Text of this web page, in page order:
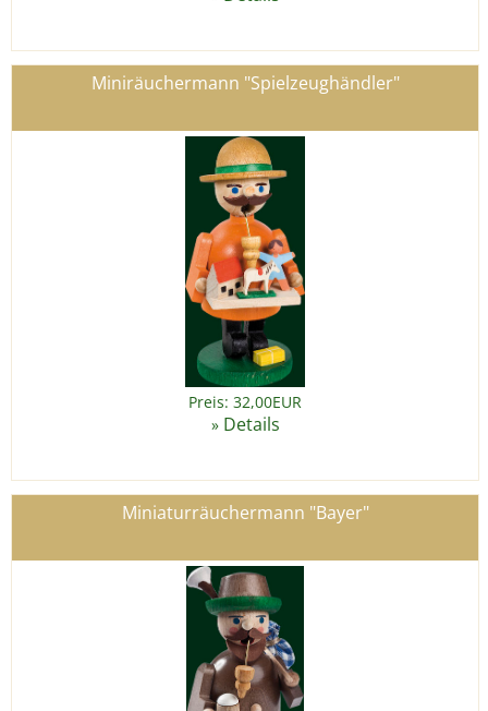
Miniräuchermann "Spielzeughändler"
Preis: 32,00EUR
» Details
Miniaturräuchermann "Bayer"